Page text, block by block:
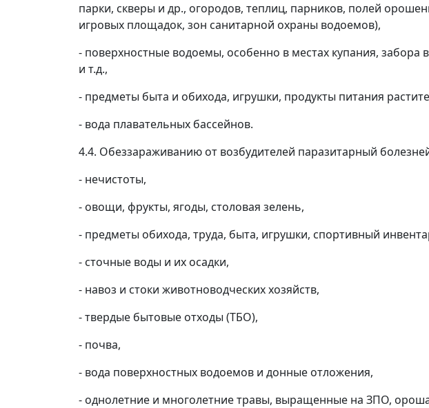
парки, скверы и др., огородов, теплиц, парников, полей
игровых площадок, зон санитарной охраны водоемов),
- поверхностные водоемы, особенно в местах купания, забора
и т.д.,
- предметы быта и обихода, игрушки, продукты питания
- вода плавательных бассейнов.
4.4. Обеззараживанию от возбудителей паразитарный
- нечистоты,
- овощи, фрукты, ягоды, столовая зелень,
- предметы обихода, труда, быта, игрушки, спортивный
- сточные воды и их осадки,
- навоз и стоки животноводческих хозяйств,
- твердые бытовые отходы (ТБО),
- почва,
- вода поверхностных водоемов и донные отложения,
- однолетние и многолетние травы, выращенные на ЗПО,